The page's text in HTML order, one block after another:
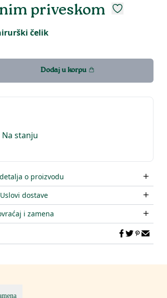
priveskom
čelik
Dodaj u korpu
Na stanju
o proizvodu
Uslovi dostave
i zamena